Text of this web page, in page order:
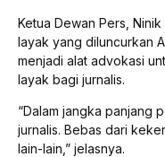
Ketua Dewan Pers,
layak yang diluncurkan
menjadi alat advokasi
layak bagi jurnalis.
“Dalam jangka panjang
jurnalis. Bebas dari
lain-lain,” jelasnya.